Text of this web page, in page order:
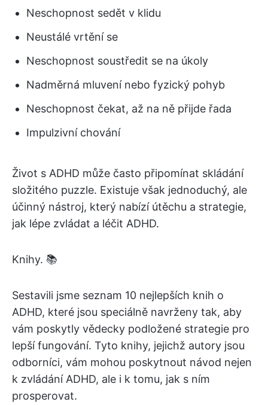
Neschopnost sedět v klidu
Neustálé vrtění se
Neschopnost soustředit se na úkoly
Nadměrná mluvení nebo fyzický pohyb
Neschopnost čekat, až na ně přijde řada
Impulzivní chování
Život s ADHD může často připomínat skládání
složitého puzzle. Existuje však jednoduchý, ale
účinný nástroj, který nabízí útěchu a strategie,
jak lépe zvládat a léčit ADHD.
Knihy. 📚
Sestavili jsme seznam 10 nejlepších knih o
ADHD, které jsou speciálně navrženy tak, aby
vám poskytly vědecky podložené strategie pro
lepší fungování. Tyto knihy, jejichž autory jsou
odborníci, vám mohou poskytnout návod nejen
k zvládání ADHD, ale i k tomu, jak s ním
prosperovat.